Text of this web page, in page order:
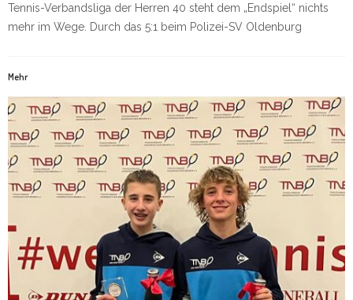
Tennis-Verbandsliga der Herren 40 steht dem „Endspiel“ nichts
mehr im Wege. Durch das 5:1 beim Polizei-SV Oldenburg
Mehr